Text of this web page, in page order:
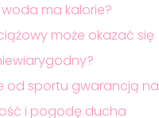
woda ma kalorie?
może okazać się
od sportu gwarancją na
i pogodę ducha